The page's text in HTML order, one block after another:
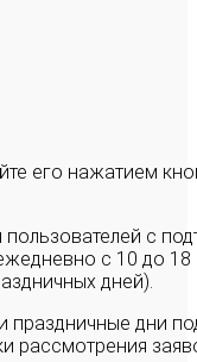
его нажатием
с
с 10 до
дней).
праздничные дни
рассмотрения